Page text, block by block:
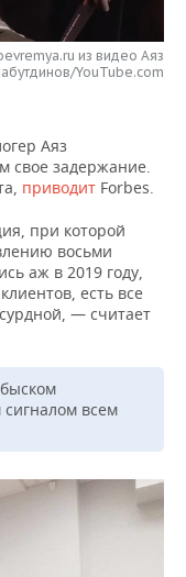
из видео Аяз
YouTube.com
Аяз
свое задержание.
приводит Forbes.
при которой
восьми
аж в 2019 году,
есть все
— считает
всем